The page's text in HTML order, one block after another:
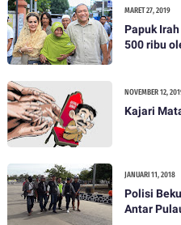
MARET 27, 2019
Papuk
500 ribu
NOVEMBER 12,
Kajari
JANUARI 11, 2018
Polisi Bekuk
Antar